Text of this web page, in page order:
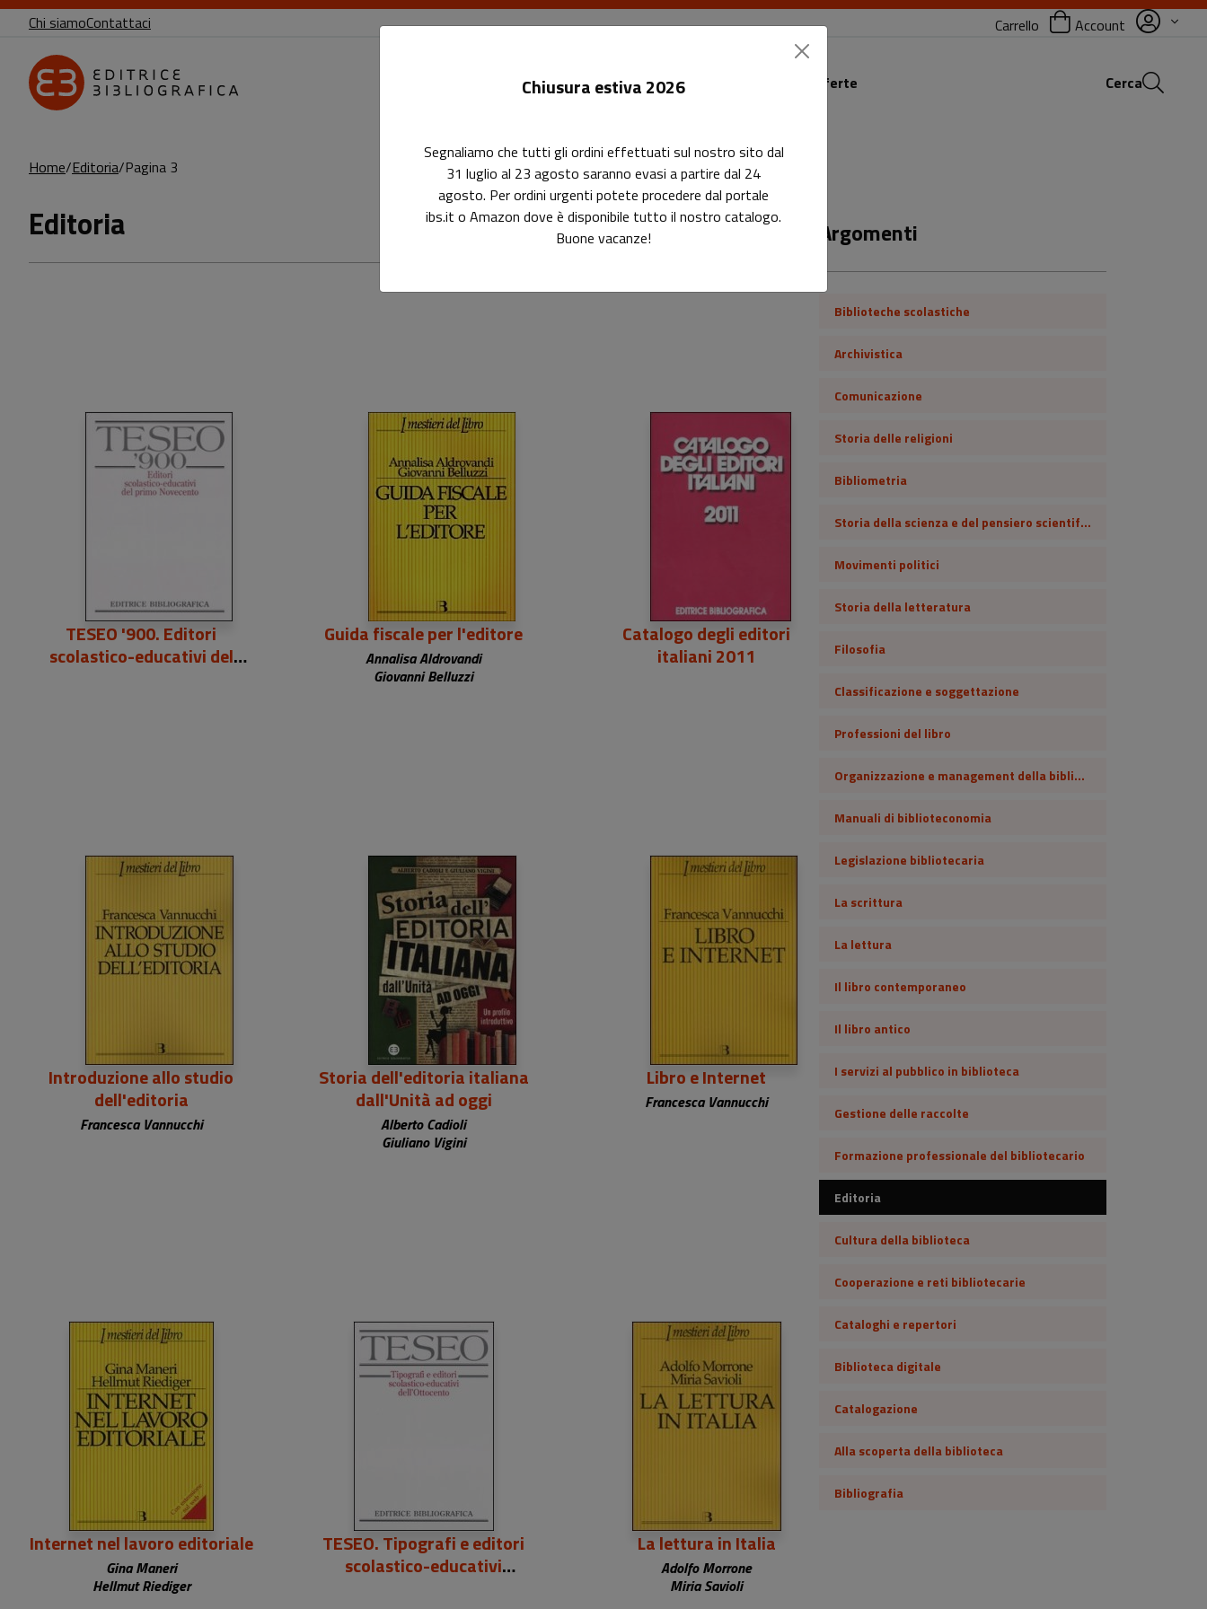
Chi siamoContattaci Carrello Account
Le riviste I corsi Le offerte Cerca
Home Editoria Pagina 3
Editoria
290,00 €
TESEO '900. Editori
scolastico-educativi del
46,48 €
Guida fiscale per l'editore
Annalisa Aldrovandi
Giovanni Belluzzi
Catalogo degli editori
italiani 2011
28,00 €
Introduzione allo studio
dell'editoria
Francesca Vannucchi
Storia dell'editoria italiana
dall'Unità ad oggi
Alberto Cadioli
Giuliano Vigini
Libro e Internet
Francesca Vannucchi
Internet nel lavoro editoriale
Gina Maneri
Hellmut Riediger
TESEO. Tipografi e editori
scolastico-educativi
La lettura in Italia
Adolfo Morrone
Miria Savioli
Argomenti
Biblioteche scolastiche
Archivistica
Comunicazione
Storia delle religioni
Bibliometria
Storia della scienza e del pensiero scientifico
Movimenti politici
Storia della letteratura
Filosofia
Classificazione e soggettazione
Professioni del libro
Organizzazione e management della biblioteca
Manuali di biblioteconomia
Legislazione bibliotecaria
La scrittura
La lettura
Il libro contemporaneo
Il libro antico
I servizi al pubblico in biblioteca
Gestione delle raccolte
Formazione professionale del bibliotecario
Editoria
Cultura della biblioteca
Cooperazione e reti bibliotecarie
Cataloghi e repertori
Biblioteca digitale
Catalogazione
Alla scoperta della biblioteca
Bibliografia
Chiusura estiva 2026
Segnaliamo che tutti gli ordini effettuati sul nostro sito dal
31 luglio al 23 agosto saranno evasi a partire dal 24
agosto. Per ordini urgenti potete procedere dal portale
ibs.it o Amazon dove è disponibile tutto il nostro catalogo.
Buone vacanze!